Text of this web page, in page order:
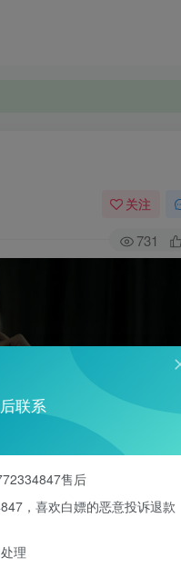
关注
731
联系
售后
，喜欢白嫖的恶意投诉退款
理